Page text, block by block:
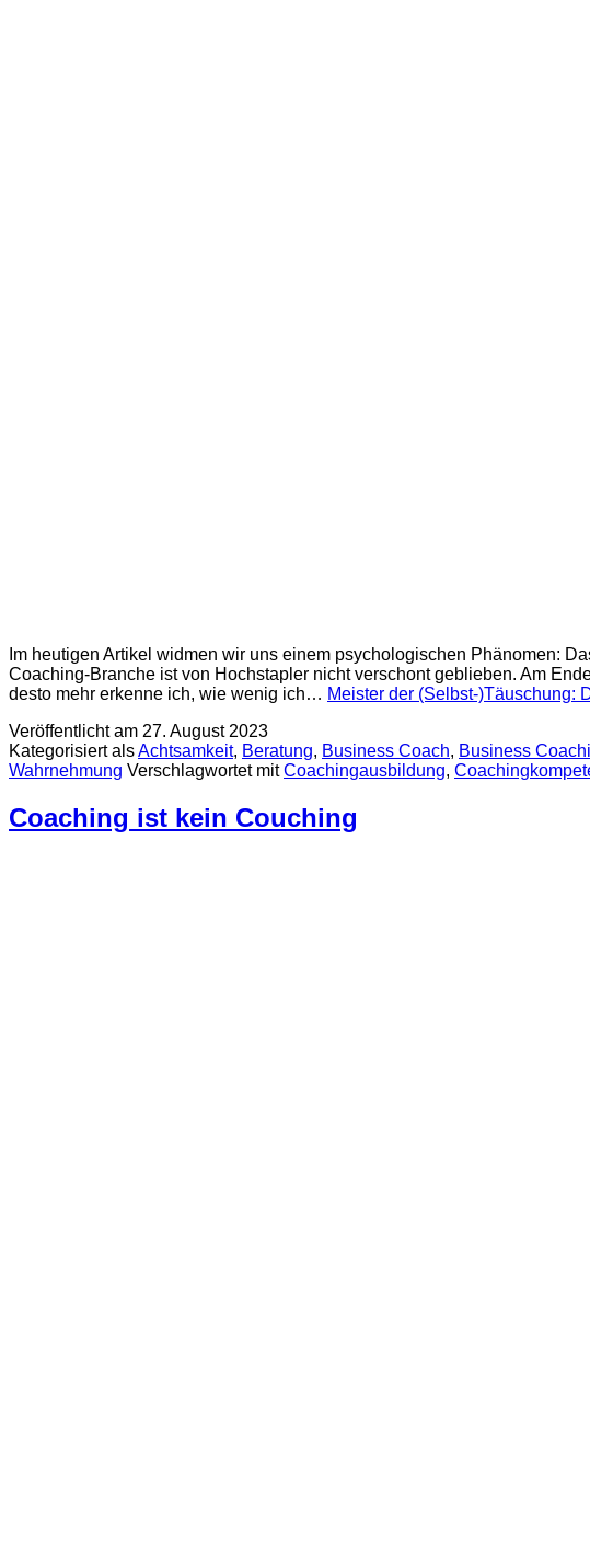
Im heutigen Artikel widmen wir uns einem psychologischen Phänomen:
Coaching-Branche ist von Hochstapler nicht verschont geblieben. Am
desto mehr erkenne ich, wie wenig ich… Meister der (Selbst-)Täuschung:
Veröffentlicht am 27. August 2023
Kategorisiert alsAchtsamkeit, Beratung, Business Coach, Business
Wahrnehmung Verschlagwortet mitCoachingausbildung,
Coaching ist kein Couching